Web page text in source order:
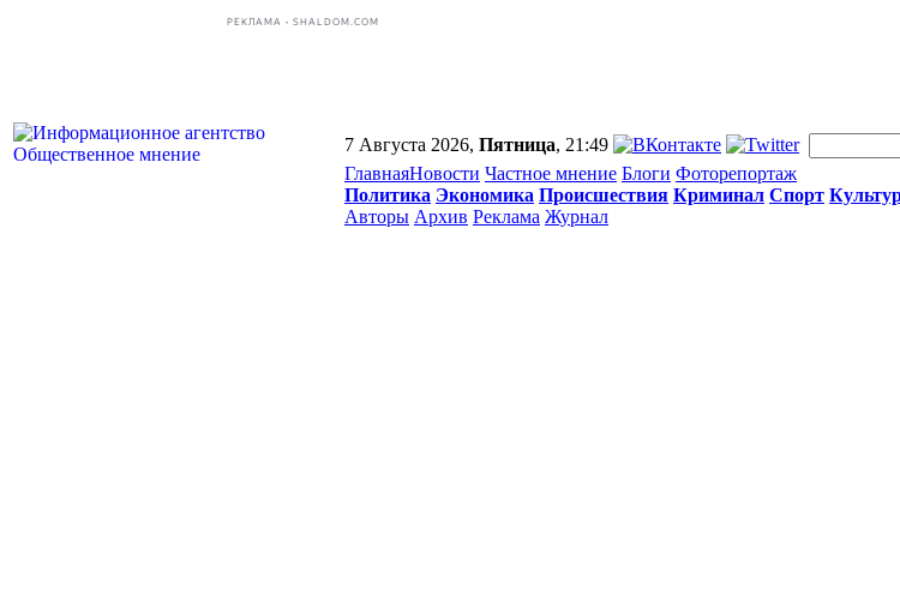
РЕКЛАМА • SHALDOM.COM
7 Августа 2026, Пятница, 21:49
ГлавнаяНовости Частное мнение Блоги Фоторепортаж
Политика Экономика Происшествия Криминал Спорт
Авторы Архив Реклама Журнал